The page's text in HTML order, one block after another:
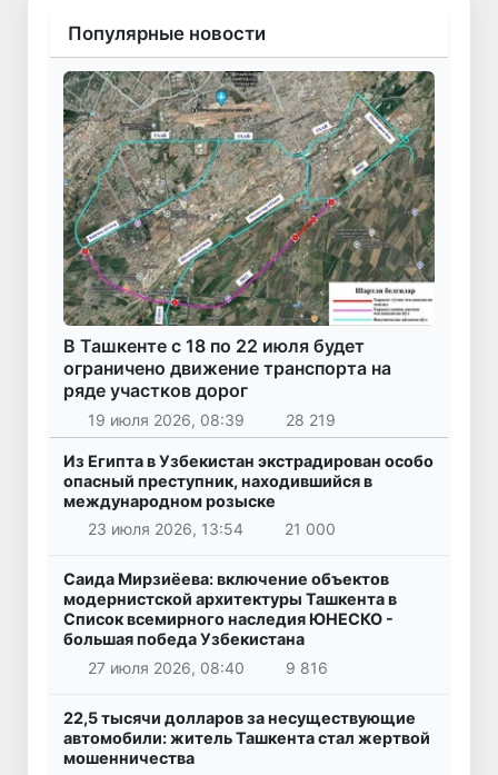
Популярные новости
В Ташкенте с 18 по 22 июля будет
ограничено движение транспорта на
ряде участков дорог
19 июля 2026, 08:39 28 219
Из Египта в Узбекистан экстрадирован особо
опасный преступник, находившийся в
международном розыске
23 июля 2026, 13:54
21 000
Саида Мирзиёева: включение объектов
модернистской архитектуры Ташкента в
Список всемирного наследия ЮНЕСКО -
большая победа Узбекистана
27 июля 2026, 08:40
9 816
22,5 тысячи долларов за несуществующие
автомобили: житель Ташкента стал жертвой
мошенничества